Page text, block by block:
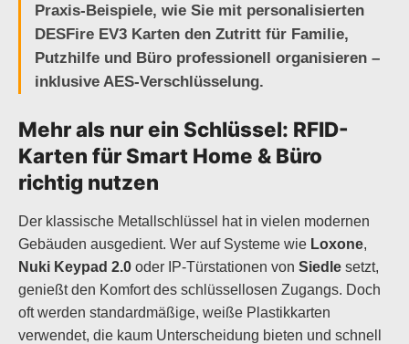
Praxis-Beispiele, wie Sie mit personalisierten
DESFire EV3 Karten den Zutritt für Familie,
Putzhilfe und Büro professionell organisieren –
inklusive AES-Verschlüsselung.
Mehr als nur ein Schlüssel: RFID-
Karten für Smart Home & Büro
richtig nutzen
Der klassische Metallschlüssel hat in vielen modernen
Gebäuden ausgedient. Wer auf Systeme wie Loxone,
Nuki Keypad 2.0 oder IP-Türstationen von Siedle setzt,
genießt den Komfort des schlüssellosen Zugangs. Doch
oft werden standardmäßige, weiße Plastikkarten
verwendet, die kaum Unterscheidung bieten und schnell